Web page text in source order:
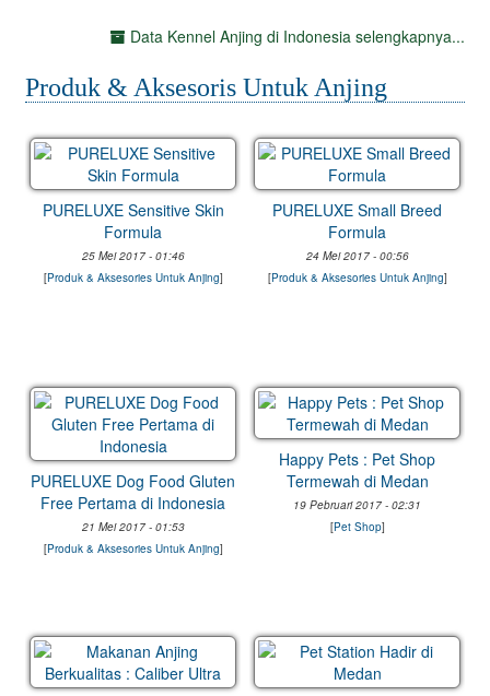
Data Kennel Anjing di Indonesia selengkapnya...
Produk & Aksesoris Untuk Anjing
PURELUXE Sensitive Skin
Formula
25 Mei 2017 - 01:46
[Produk & Aksesories Untuk Anjing]
PURELUXE Small Breed
Formula
24 Mei 2017 - 00:56
[Produk & Aksesories Untuk Anjing]
PURELUXE Dog Food Gluten
Free Pertama di Indonesia
21 Mei 2017 - 01:53
[Produk & Aksesories Untuk Anjing]
Happy Pets : Pet Shop
Termewah di Medan
19 Pebruari 2017 - 02:31
[Pet Shop]